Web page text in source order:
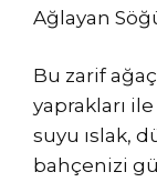
Ağlayan
Bu zarif
yaprakları
suyu ıslak,
bahçenizi